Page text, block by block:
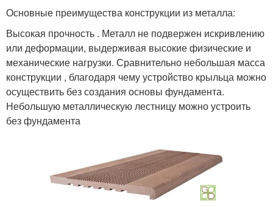
Основные преимущества конструкции из металла:
Высокая прочность . Металл не подвержен искривлению
или деформации, выдерживая высокие физические и
механические нагрузки. Сравнительно небольшая масса
конструкции , благодаря чему устройство крыльца можно
осуществить без создания основы фундамента.
Небольшую металлическую лестницу можно устроить
без фундамента